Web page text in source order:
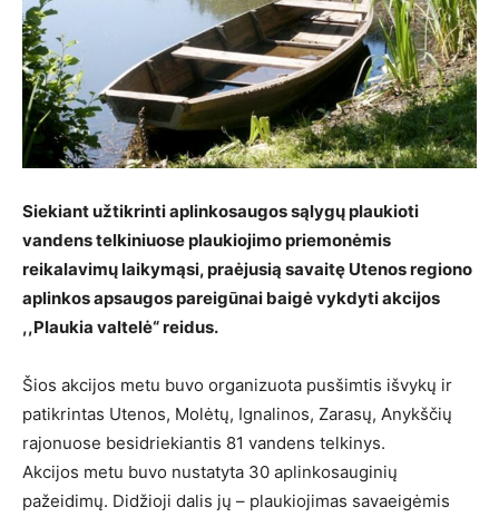
Siekiant užtikrinti aplinkosaugos sąlygų plaukioti
vandens telkiniuose plaukiojimo priemonėmis
reikalavimų laikymąsi, praėjusią savaitę Utenos regiono
aplinkos apsaugos pareigūnai baigė vykdyti akcijos
,,Plaukia valtelė“ reidus.
Šios akcijos metu buvo organizuota pusšimtis išvykų ir
patikrintas Utenos, Molėtų, Ignalinos, Zarasų, Anykščių
rajonuose besidriekiantis 81 vandens telkinys.
Akcijos metu buvo nustatyta 30 aplinkosauginių
pažeidimų. Didžioji dalis jų – plaukiojimas savaeigėmis